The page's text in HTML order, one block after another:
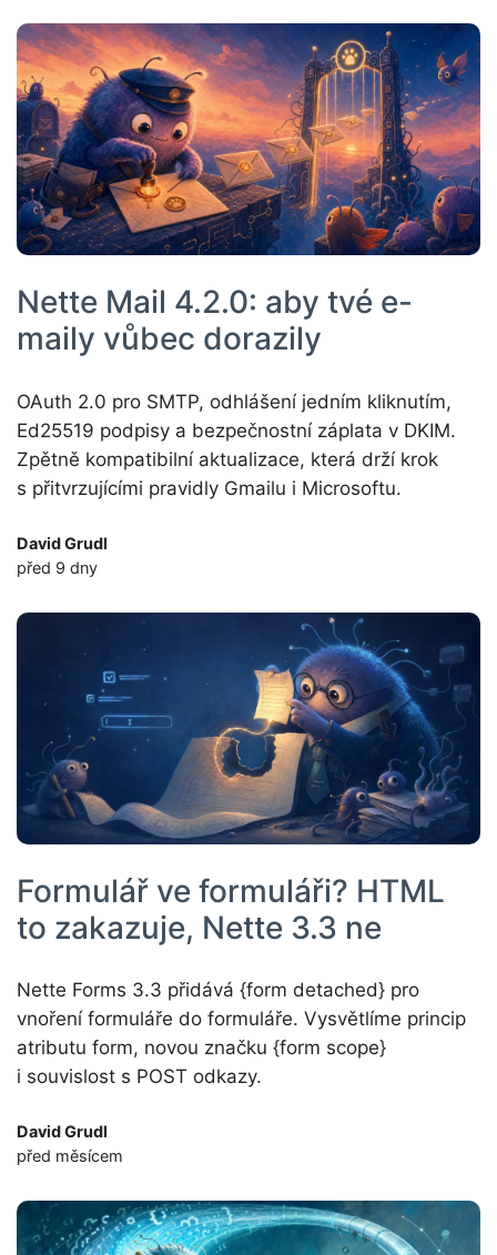
Nette Mail 4.2.0: aby tvé e-
maily vůbec dorazily
OAuth 2.0 pro SMTP, odhlášení jedním kliknutím,
Ed25519 podpisy a bezpečnostní záplata v DKIM.
Zpětně kompatibilní aktualizace, která drží krok
s přitvrzujícími pravidly Gmailu i Microsoftu.
David Grudl
před 9 dny
Formulář ve formuláři? HTML
to zakazuje, Nette 3.3 ne
Nette Forms 3.3 přidává {form detached} pro
vnoření formuláře do formuláře. Vysvětlíme princip
atributu form, novou značku {form scope}
i souvislost s POST odkazy.
David Grudl
před měsícem